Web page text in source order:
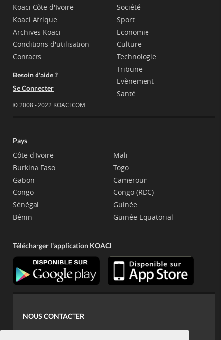
Koaci Côte d'Ivoire
Koaci Afrique
Archives Koaci
Conditions d'utilisation
Contacts
Besoin d'aide ?
Se Connecter
© 2008 - 2022 KOACI.COM
Société
Sport
Economie
Culture
Technologie
Tribune
Evènement
Santé
Pays
Côte d'Ivoire
Burkina Faso
Gabon
Congo
Sénégal
Bénin
Mali
Togo
Cameroun
Congo (RDC)
Guinée
Guinée Equatorial
Télécharger l'application KOACI
NOUS CONTACTER